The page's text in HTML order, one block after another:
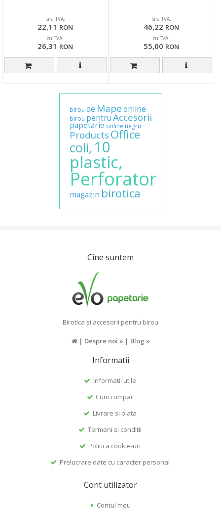
fara TVA:
22,11 RON
cu TVA:
26,31 RON
fara TVA:
46,22 RON
cu TVA:
55,00 RON
birou de Mapeonline
birou pentruAccesorii
papetarie online negru -
ProductsOffice
coli, 10
plastic,
Perforator
magazin birotica
Cine suntem
Birotica si accesorii pentru birou
| Despre noi » | Blog »
Informatii
Informatii utile
Cum cumpar
Livrare si plata
Termeni si conditii
Politica cookie-uri
Prelucrare date cu caracter personal
Cont utilizator
Contul meu